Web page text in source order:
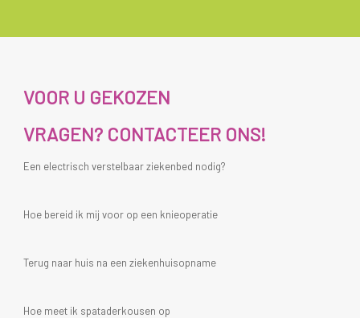
VOOR U GEKOZEN
VRAGEN? CONTACTEER ONS!
Een electrisch verstelbaar ziekenbed nodig?
Hoe bereid ik mij voor op een knieoperatie
Terug naar huis na een ziekenhuisopname
Hoe meet ik spataderkousen op